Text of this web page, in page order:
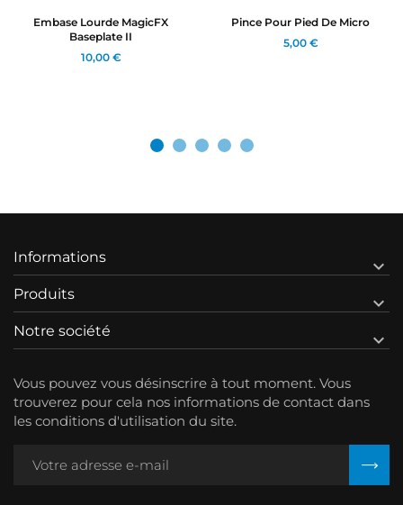
Embase Lourde MagicFX
Baseplate II
10,00 €
Pince Pour Pied De Micro
5,00 €
Informations 
Produits 
Notre société 
Vous pouvez vous désinscrire à tout moment. Vous
trouverez pour cela nos informations de contact dans
les conditions d'utilisation du site.